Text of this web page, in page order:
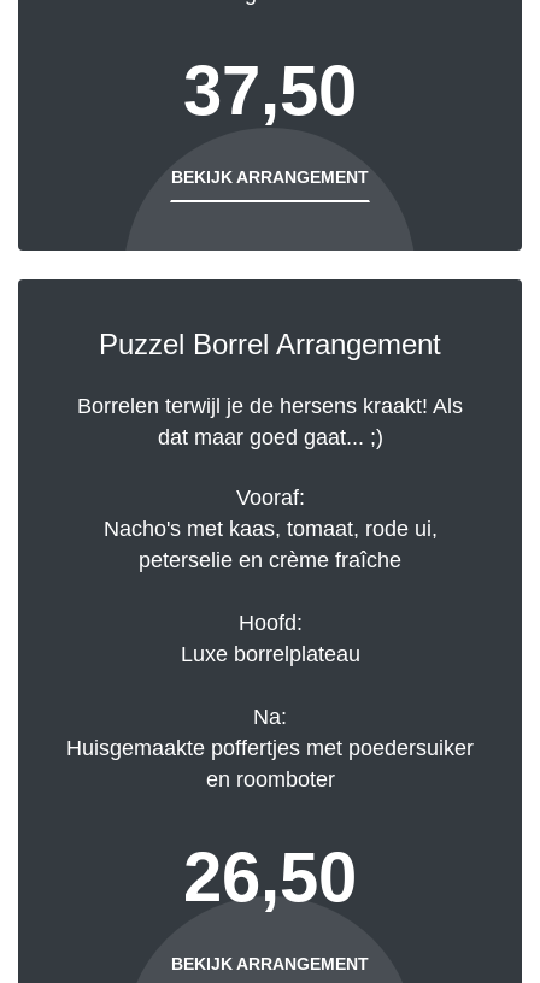
37,50
BEKIJK ARRANGEMENT
Puzzel Borrel Arrangement
Borrelen terwijl je de hersens kraakt! Als
dat maar goed gaat... ;)
Vooraf:
Nacho's met kaas, tomaat, rode ui,
peterselie en crème fraîche
Hoofd:
Luxe borrelplateau
Na:
Huisgemaakte poffertjes met poedersuiker
en roomboter
26,50
BEKIJK ARRANGEMENT